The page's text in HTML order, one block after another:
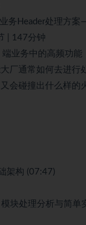
务Header处理方案
| 147分钟
端业务中的高频功
厂通常如何去进行
会碰撞出什么样的
架构 (07:47)
模块处理分析与简单